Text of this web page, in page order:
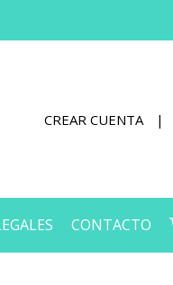
CREAR CUENTA
CONTACTO